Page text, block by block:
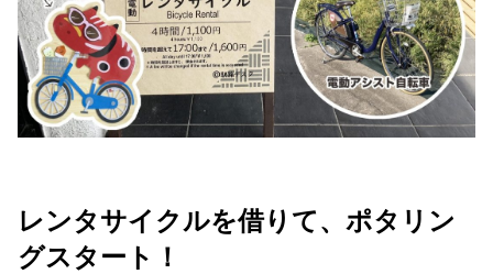
レンタサイクルを借りて、ポタリン
グスタート！